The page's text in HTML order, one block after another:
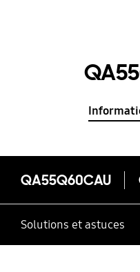
QA55Q60CAU
Solutions et astuces